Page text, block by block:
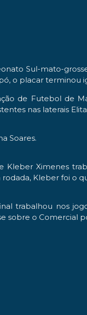
Sul-mato-
o placar terminou
de Futebol de
nas laterais
Soares.
Kleber Ximenes
Kleber foi o
trabalhou nos
o Comercial